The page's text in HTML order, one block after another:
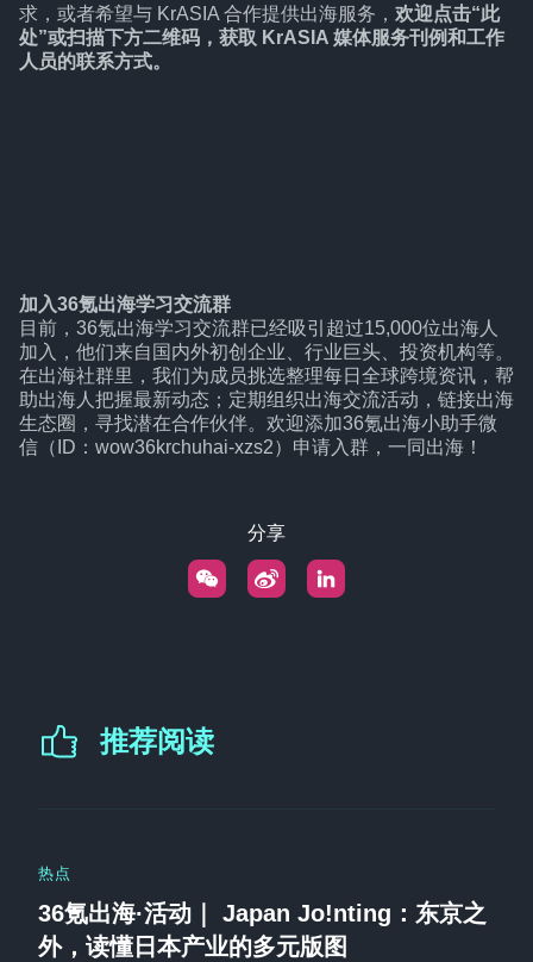
求，或者希望与 KrASIA 合作提供出海服务， 欢迎点击“此
处”或扫描下方二维码，获取 KrASIA 媒体服务刊例和工作
人员的联系方式。
加入36氪出海学习交流群
目前，36氪出海学习交流群已经吸引超过15,000位出海人
加入，他们来自国内外初创企业、行业巨头、投资机构等。
在出海社群里，我们为成员挑选整理每日全球跨境资讯，帮
助出海人把握最新动态；定期组织出海交流活动，链接出海
生态圈，寻找潜在合作伙伴。欢迎添加36氪出海小助手微
信（ID：wow36krchuhai-xzs2）申请入群，一同出海！
分享
推荐阅读
热点
36氪出海·活动｜ Japan Jo!nting：东京之
外，读懂日本产业的多元版图